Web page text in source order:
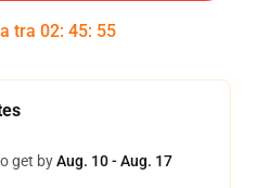
tra 02: 45: 54
get byAug. 10 - Aug. 17